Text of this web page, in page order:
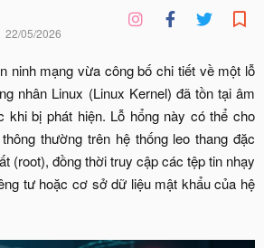
22/05/2026
ninh mạng vừa công bố chi tiết về một lỗ
nhân Linux (Linux Kernel) đã tồn tại âm
khi bị phát hiện. Lỗ hổng này có thể cho
thường trên hệ thống leo thang đặc
(root), đồng thời truy cập các tệp tin nhạy
tư hoặc cơ sở dữ liệu mật khẩu của hệ